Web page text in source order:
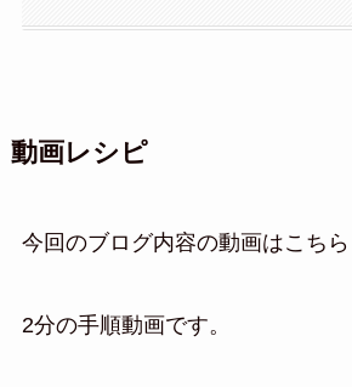
動画レシピ
今回のブログ内容の動画はこちら
2分の手順動画です。